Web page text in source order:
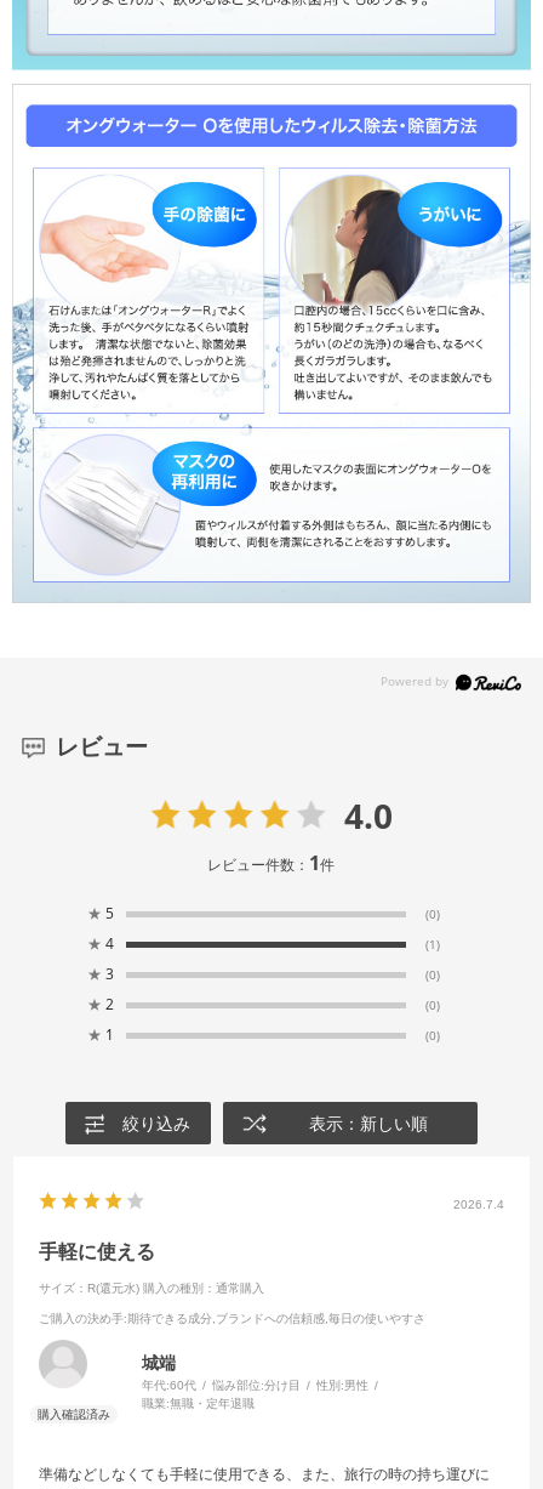
レビュー
4.0
レビュー件数： 1件
★ 5 (0)
★ 4 (1)
★ 3 (0)
★ 2 (0)
★ 1 (0)
絞り込み 表示：新しい順
2026.7.4
手軽に使える
サイズ：R(還元水) 購入の種別：通常購入
ご購入の決め手:期待できる成分,ブランドへの信頼感,毎日の使いやすさ
城端
年代:60代 悩み部位:分け目 性別:男性
職業:無職・定年退職
準備などしなくても手軽に使用できる、また、旅行の時の持ち運びに